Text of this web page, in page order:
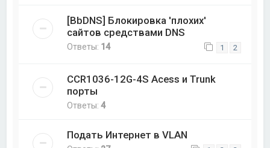
[BbDNS] Блокировка 'плохих'
сайтов средствами DNS
Ответы: 14 1 2
CCR1036-12G-4S Acess и Trunk
порты
Ответы:4
Подать Интернет в VLAN